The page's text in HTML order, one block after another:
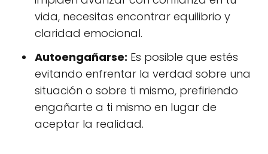
vida, necesitas encontrar equilibrio y
claridad emocional.
Autoengañarse: Es posible que estés
evitando enfrentar la verdad sobre una
situación o sobre ti mismo, prefiriendo
engañarte a ti mismo en lugar de
aceptar la realidad.